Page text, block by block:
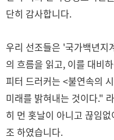
단히 감사합니다.
우리 선조들은 '국가백년
의 흐름을 읽고, 이를 대비
피터 드러커는 <불연속의
미래를 밝혀내는 것이다."
히 먼 홋날이 아니고 끊임
조 하였습니다.